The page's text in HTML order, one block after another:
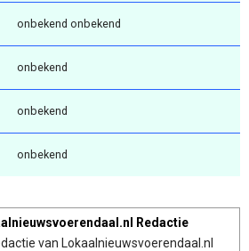
onbekend onbekend
onbekend
onbekend
onbekend
Redactie
van Lokaalnieuwsvoerendaal.nl